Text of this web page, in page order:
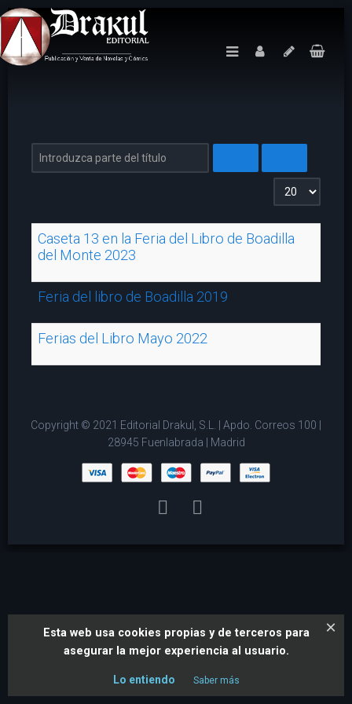
Esta web usa cookies propias y de terceros para
asegurar la mejor experiencia al usuario.
Lo entiendo Saber más
×
Caseta 13 en la Feria del Libro de Boadilla
del Monte 2023
Feria del libro de Boadilla 2019
Ferias del Libro Mayo 2022
Copyright © 2021 Editorial Drakul, S.L. | Apdo. Correos 100 |
28945 Fuenlabrada | Madrid